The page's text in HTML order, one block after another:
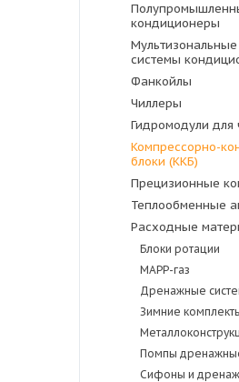
Отопление и
Электрика
кондиционеры
Мультизональные
системы
Фанкойлы
Чиллеры
Гидромодули для
Компрессорно-
блоки (ККБ)
Прецизионные
Теплообменные
Расходные
Блоки ротации
MAPP-газ
Дренажные
Зимние
Помпы
Сифоны и